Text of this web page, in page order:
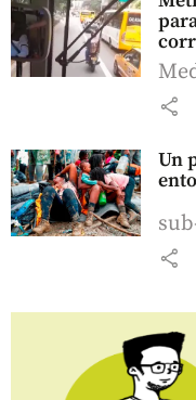
share
Un
share